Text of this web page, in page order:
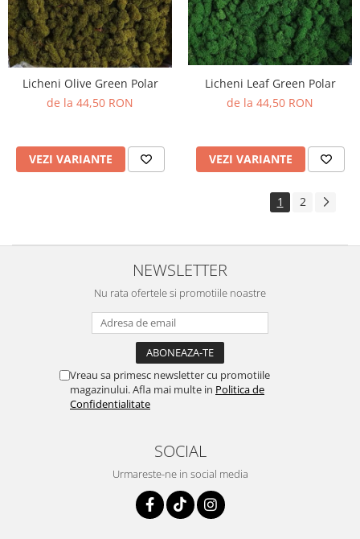
Licheni Olive Green Polar
de la 44,50 RON
VEZI VARIANTE
Licheni Leaf Green Polar
de la 44,50 RON
VEZI VARIANTE
1 2
NEWSLETTER
Nu rata ofertele si promotiile noastre
Vreau sa primesc newsletter cu promotiile
magazinului. Afla mai multe in Politica de
Confidentialitate
SOCIAL
Urmareste-ne in social media